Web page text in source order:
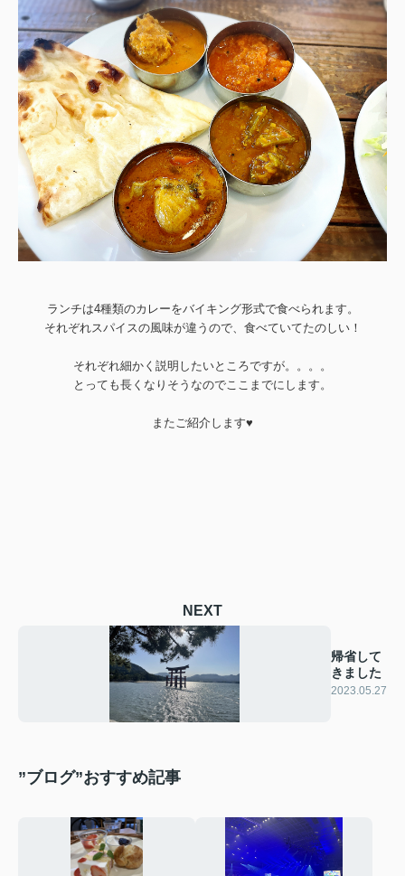
ランチは4種類のカレーをバイキング形式で食べられます。
それぞれスパイスの風味が違うので、食べていてたのしい！
それぞれ細かく説明したいところですが。。。。
とっても長くなりそうなのでここまでにします。
またご紹介します♥
NEXT
帰省して
きました
2023.05.27
”ブログ”おすすめ記事